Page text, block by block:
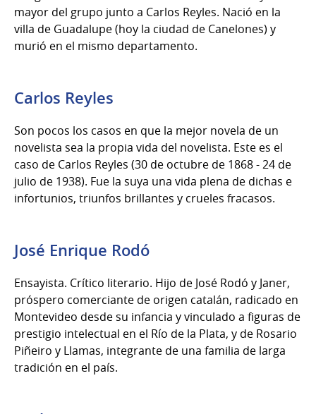
mayor del grupo junto a Carlos Reyles. Nació en la
villa de Guadalupe (hoy la ciudad de Canelones) y
murió en el mismo departamento.
Carlos Reyles
Son pocos los casos en que la mejor novela de un
novelista sea la propia vida del novelista. Este es el
caso de Carlos Reyles (30 de octubre de 1868 - 24 de
julio de 1938). Fue la suya una vida plena de dichas e
infortunios, triunfos brillantes y crueles fracasos.
José Enrique Rodó
Ensayista. Crítico literario. Hijo de José Rodó y Janer,
próspero comerciante de origen catalán, radicado en
Montevideo desde su infancia y vinculado a figuras de
prestigio intelectual en el Río de la Plata, y de Rosario
Piñeiro y Llamas, integrante de una familia de larga
tradición en el país.